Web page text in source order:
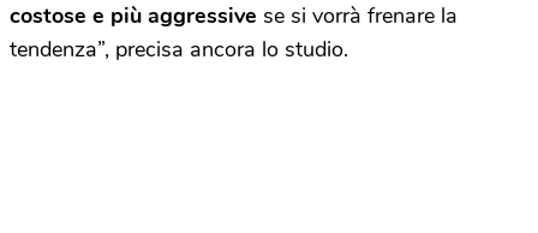
costose e più aggressive se si vorrà frenare la
tendenza”, precisa ancora lo studio.